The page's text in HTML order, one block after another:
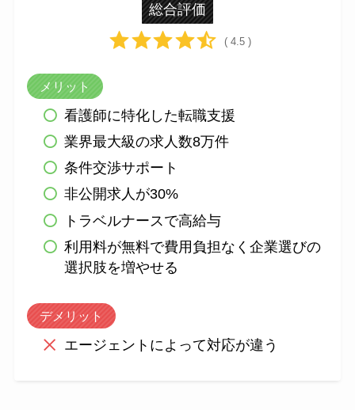
総合評価
( 4.5 )
メリット
看護師に特化した転職支援
業界最大級の求人数8万件
条件交渉サポート
非公開求人が30%
トラベルナースで高給与
利用料が無料で費用負担なく企業選びの
選択肢を増やせる
デメリット
エージェントによって対応が違う